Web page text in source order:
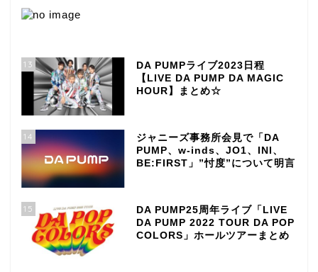
13
DA PUMPライブ2023日程
【LIVE DA PUMP DA MAGIC
HOUR】まとめ☆
14
ジャニーズ事務所会見で「DA
PUMP、w-inds、JO1、INI、
BE:FIRST」”忖度”について明言
15
DA PUMP25周年ライブ「LIVE
DA PUMP 2022 TOUR DA POP
COLORS」ホールツアーまとめ